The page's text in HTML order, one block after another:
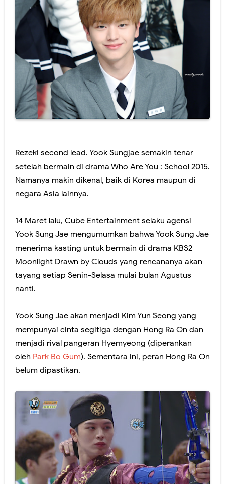
Rezeki second lead. Yook Sungjae semakin tenar
setelah bermain di drama Who Are You : School 2015.
Namanya makin dikenal, baik di Korea maupun di
negara Asia lainnya.
14 Maret lalu, Cube Entertainment selaku agensi
Yook Sung Jae mengumumkan bahwa Yook Sung Jae
menerima kasting untuk bermain di drama KBS2
Moonlight Drawn by Clouds yang rencananya akan
tayang setiap Senin-Selasa mulai bulan Agustus
nanti.
Yook Sung Jae akan menjadi Kim Yun Seong yang
mempunyai cinta segitiga dengan Hong Ra On dan
menjadi rival pangeran Hyemyeong (diperankan
oleh Park Bo Gum). Sementara ini, peran Hong Ra On
belum dipastikan.